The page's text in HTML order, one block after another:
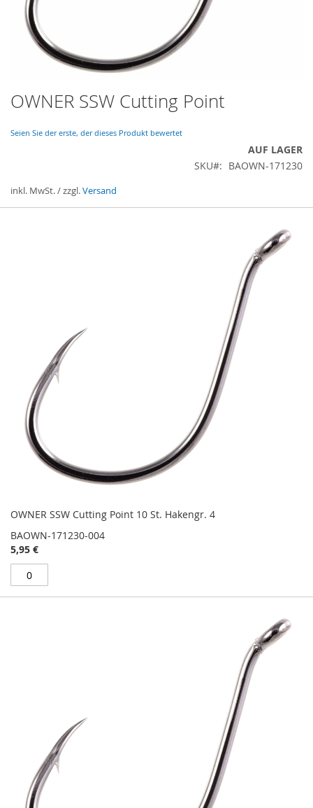
Zum
Anfang
Bildergalerie
OWNER SSW Cutting Point
Seien Sie der erste, der dieses Produkt bewertet
AUF LAGER
SKU
BAOWN-171230
inkl. MwSt. / zzgl.Versand
OWNER SSW Cutting Point 10 St. Hakengr. 4
BAOWN-171230-004
5,95 €